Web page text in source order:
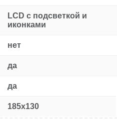
LCD с подсветкой и
иконками
нет
да
да
185x130